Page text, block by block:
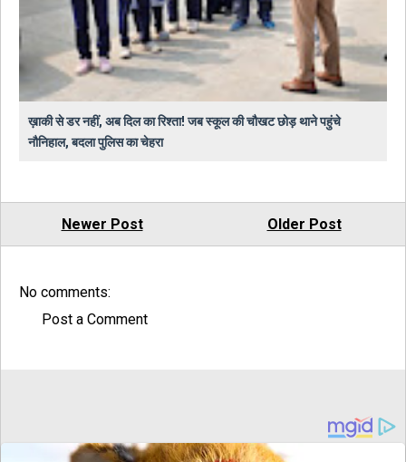
ख़ाकी से डर नहीं, अब दिल का रिश्ता! जब स्कूल की चौखट छोड़ थाने पहुंचे
नौनिहाल, बदला पुलिस का चेहरा
Newer Post Older Post
No comments:
Post a Comment